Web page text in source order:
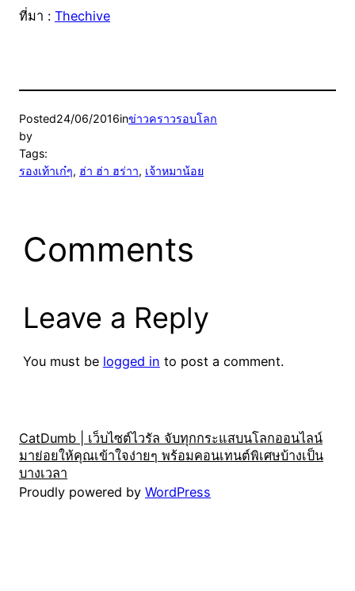
ที่มา : Thechive
Posted24/06/2016inข่าวคราวรอบโลก
by
Tags:
รองเท้าเก๋ๆ, ฮ่า ฮ่า ฮร่าา, เจ้าหมาน้อย
Comments
Leave a Reply
You must be logged in to post a comment.
CatDumb | เว็บไซต์ไวรัล จับทุกกระแสบนโลกออนไลน์
มาย่อยให้คุณเข้าใจง่ายๆ พร้อมคอนเทนต์พิเศษบ้างเป็น
บางเวลา
Proudly powered by WordPress